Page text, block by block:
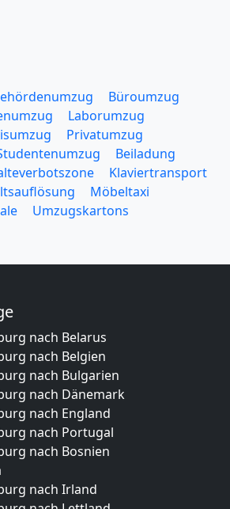
Büroumzug
Laborumzug
Privatumzug
Beiladung
Klaviertransport
Möbeltaxi
Umzugskartons
nach Belarus
nach Belgien
nach Bulgarien
nach Dänemark
nach England
nach Portugal
nach Bosnien
nach Irland